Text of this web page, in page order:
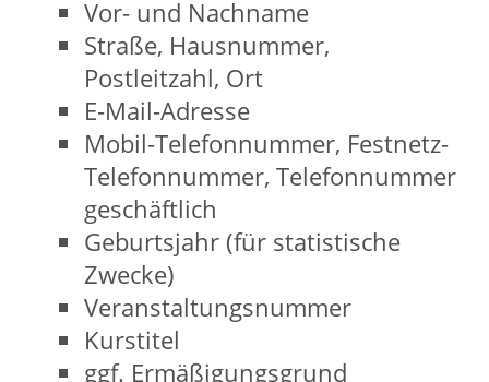
unserem Server gespeichert. Die IP-
Adresse wird vor der Speicherung
anonymisiert. Matomo-Cookies
verbleiben auf Ihrem Endgerät, bis Sie
sie löschen.
Die Speicherung von Matomo-Cookies
erfolgt auf Grundlage von Art. 6 Abs. 1
lit. f DSGVO. Der Websitebetreiber hat
ein berechtigtes Interesse an der
anonymisierten Analyse des
Nutzerverhaltens, um sowohl sein
Webangebot als auch seine Werbung
zu optimieren. Die durch den Cookie
erzeugten Informationen über die
Benutzung dieser Website werden
nicht an Dritte weitergegeben. Sie